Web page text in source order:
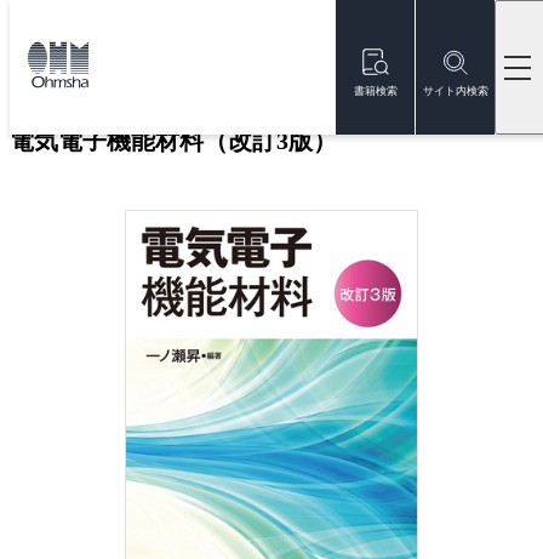
書籍検索 サイト内検索
トップ
電気電子機能材料（改訂3版）